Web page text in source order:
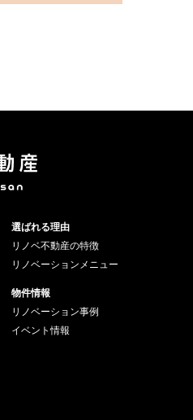
選ばれる理由
リノベ不動産の特徴
リノベーションメニュー
物件情報
リノベーション事例
イベント情報